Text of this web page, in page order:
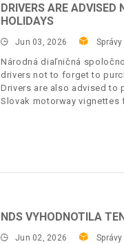
DRIVERS ARE
HOLIDAYS
Jun 03, 2026 Správy
Národná diaľničná
drivers not to forget to
Drivers are also advised to
Slovak motorway vignettes
NDS VYHODNOTILA
Jun 02, 2026 Správy